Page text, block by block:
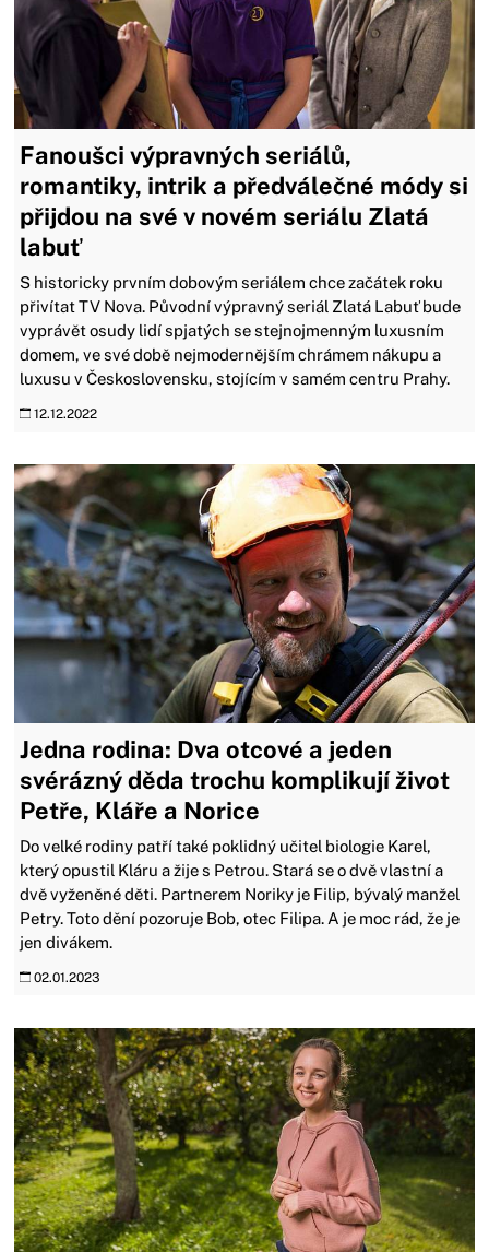
Fanoušci výpravných seriálů,
romantiky, intrik a předválečné módy si
přijdou na své v novém seriálu Zlatá
labuť
S historicky prvním dobovým seriálem chce začátek roku
přivítat TV Nova. Původní výpravný seriál Zlatá Labuť bude
vyprávět osudy lidí spjatých se stejnojmenným luxusním
domem, ve své době nejmodernějším chrámem nákupu a
luxusu v Československu, stojícím v samém centru Prahy.
12.12.2022
Jedna rodina: Dva otcové a jeden
svérázný děda trochu komplikují život
Petře, Kláře a Norice
Do velké rodiny patří také poklidný učitel biologie Karel,
který opustil Kláru a žije s Petrou. Stará se o dvě vlastní a
dvě vyženěné děti. Partnerem Noriky je Filip, bývalý manžel
Petry. Toto dění pozoruje Bob, otec Filipa. A je moc rád, že je
jen divákem.
02.01.2023